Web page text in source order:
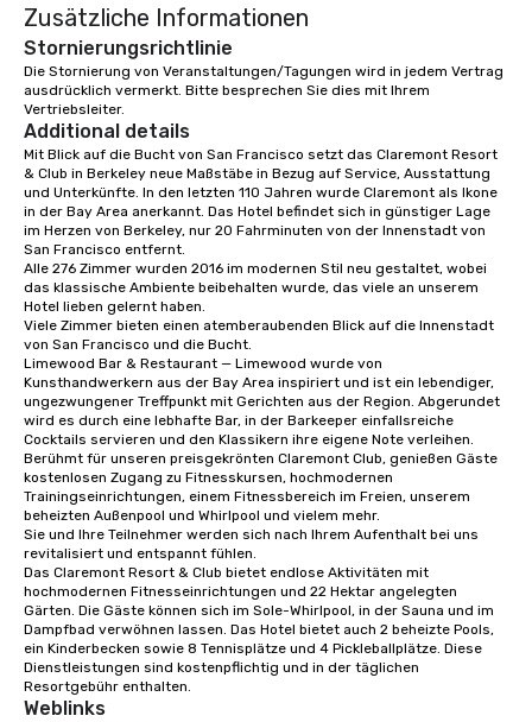
programs, birthday parties,
anniversary celebrations, rehearsal
dinners, holiday events, client
entertainment, and virtual team
connections. We handle everything
from ingredient sourcing to
instruction, making your event
planning seamless.
Zusätzliche Informationen
Stornierungsrichtlinie
Die Stornierung von Veranstaltungen/Tagungen wird in jedem Vertrag
ausdrücklich vermerkt. Bitte besprechen Sie dies mit Ihrem
Vertriebsleiter.
Additional details
Mit Blick auf die Bucht von San Francisco setzt das Claremont Resort
& Club in Berkeley neue Maßstäbe in Bezug auf Service, Ausstattung
und Unterkünfte. In den letzten 110 Jahren wurde Claremont als Ikone
in der Bay Area anerkannt. Das Hotel befindet sich in günstiger Lage
im Herzen von Berkeley, nur 20 Fahrminuten von der Innenstadt von
San Francisco entfernt.
Alle 276 Zimmer wurden 2016 im modernen Stil neu gestaltet, wobei
das klassische Ambiente beibehalten wurde, das viele an unserem
Hotel lieben gelernt haben.
Viele Zimmer bieten einen atemberaubenden Blick auf die Innenstadt
von San Francisco und die Bucht.
Limewood Bar & Restaurant — Limewood wurde von
Kunsthandwerkern aus der Bay Area inspiriert und ist ein lebendiger,
ungezwungener Treffpunkt mit Gerichten aus der Region. Abgerundet
wird es durch eine lebhafte Bar, in der Barkeeper einfallsreiche
Cocktails servieren und den Klassikern ihre eigene Note verleihen.
Berühmt für unseren preisgekrönten Claremont Club, genießen Gäste
kostenlosen Zugang zu Fitnesskursen, hochmodernen
Trainingseinrichtungen, einem Fitnessbereich im Freien, unserem
beheizten Außenpool und Whirlpool und vielem mehr.
Sie und Ihre Teilnehmer werden sich nach Ihrem Aufenthalt bei uns
revitalisiert und entspannt fühlen.
Das Claremont Resort & Club bietet endlose Aktivitäten mit
hochmodernen Fitnesseinrichtungen und 22 Hektar angelegten
Gärten. Die Gäste können sich im Sole-Whirlpool, in der Sauna und im
Dampfbad verwöhnen lassen. Das Hotel bietet auch 2 beheizte Pools,
ein Kinderbecken sowie 8 Tennisplätze und 4 Pickleballplätze. Diese
Dienstleistungen sind kostenpflichtig und in der täglichen
Resortgebühr enthalten.
Weblinks